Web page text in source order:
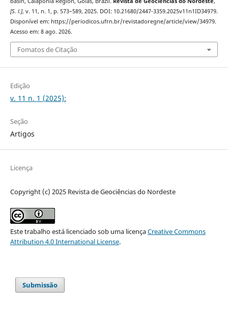
[S. l.], v. 11, n. 1, p. 573–589, 2025. DOI: 10.21680/2447-3359.2025v11n1ID34979.
Disponível em: https://periodicos.ufrn.br/revistadoregne/article/view/34979.
Acesso em: 8 ago. 2026.
Fomatos de Citação
Edição
v. 11 n. 1 (2025):
Seção
Artigos
Licença
Copyright (c) 2025 Revista de Geociências do Nordeste
Este trabalho está licenciado sob uma licençaCreative Commons
Attribution 4.0 International License.
Submissão